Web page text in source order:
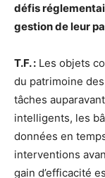
défis
gestion de leur
T.F. : Les objets
du patrimoine
tâches
intelligents, les
données en
interventions
gain d’efficacité